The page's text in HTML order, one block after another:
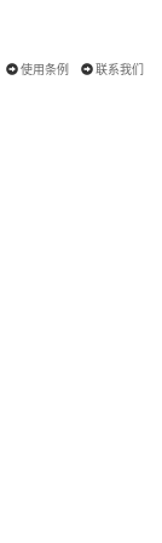
使用条例 联系我们